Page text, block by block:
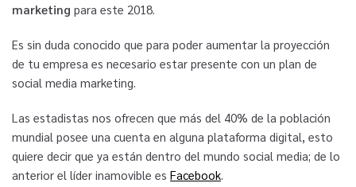
marketing para este 2018.
Es sin duda conocido que para poder aumentar la proyección
de tu empresa es necesario estar presente con un plan de
social media marketing.
Las estadistas nos ofrecen que más del 40% de la población
mundial posee una cuenta en alguna plataforma digital, esto
quiere decir que ya están dentro del mundo social media; de lo
anterior el líder inamovible es Facebook